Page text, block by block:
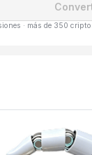
· más de 350